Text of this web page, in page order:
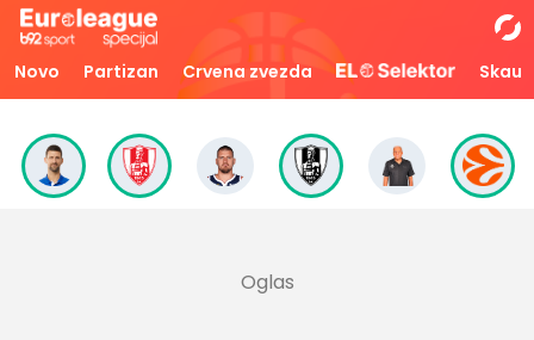
Novo Partizan Crvena zvezda Skaut